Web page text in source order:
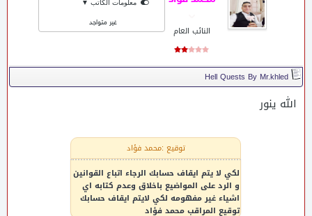
النائب العام
معلومات الكاتب ▼
غير متواجد
Hell Quests By Mr.khled
الله ينور
توقيع :محمد فؤاد
لكي لا يتم ايقاف حسابك الرجاء اتباع القوانين
و الرد على المواضيع باخلاق وعدم كتابه اي
اشياء غير مفهومه لكي لايتم ايقاف حسابك
توقيع المراقب محمد فؤاد